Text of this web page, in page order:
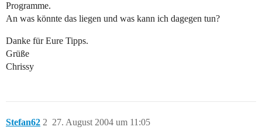
Programme.
An was könnte das liegen und was kann ich dagegen tun?
Danke für Eure Tipps.
Grüße
Chrissy
Stefan62 27. August 2004 um 11:05
2